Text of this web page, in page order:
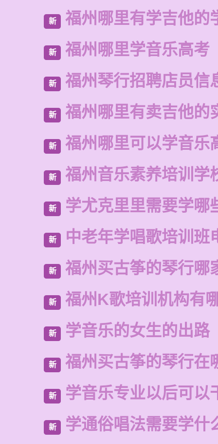
新 福州哪里有学吉他的
新 福州哪里学音乐高考
新 福州琴行招聘店员信
新 福州哪里有卖吉他的
新 福州哪里可以学音乐
新 福州音乐素养培训学
新 学尤克里里需要学哪
新 中老年学唱歌培训班
新 福州买古筝的琴行哪
新 福州K歌培训机构有
新 学音乐的女生的出路
新 福州买古筝的琴行在
新 学音乐专业以后可以
新 学通俗唱法需要学什